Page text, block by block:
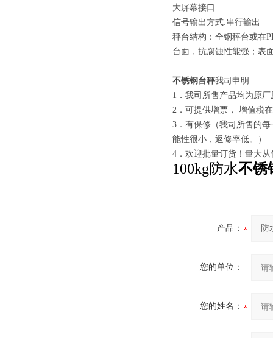
大屏幕接口
信号输出方式:串行输出
秤台结构：全钢秤台或在
台面，抗腐蚀性能强；表
不锈钢台秤我司申明
1．我司所售产品均为原
2．可提供增票， 增值税
3．有保修（我司所售的
能性很小，返修率低。）
4．欢迎批量订货！量大从
100kg防水不锈
产品：
您的单位：
您的姓名：